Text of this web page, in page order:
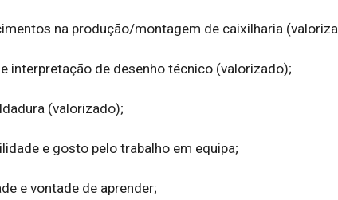
na produção/montagem de caixilharia
interpretação de desenho técnico (valorizado);
(valorizado);
e gosto pelo trabalho em equipa;
e vontade de aprender;